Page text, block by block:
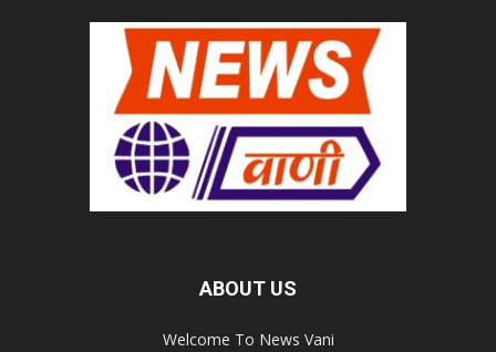
ABOUT US
Welcome To News Vani